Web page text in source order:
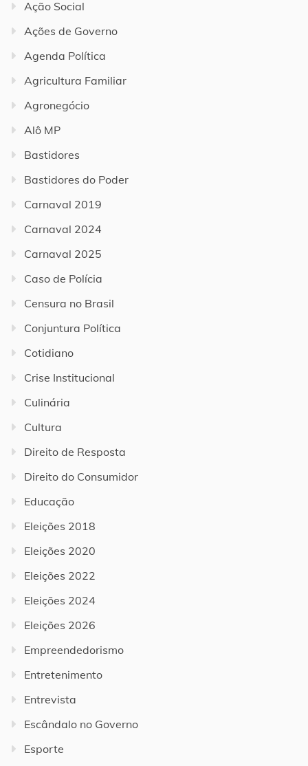
Ação Social
Ações de Governo
Agenda Política
Agricultura Familiar
Agronegócio
Alô MP
Bastidores
Bastidores do Poder
Carnaval 2019
Carnaval 2024
Carnaval 2025
Caso de Polícia
Censura no Brasil
Conjuntura Política
Cotidiano
Crise Institucional
Culinária
Cultura
Direito de Resposta
Direito do Consumidor
Educação
Eleições 2018
Eleições 2020
Eleições 2022
Eleições 2024
Eleições 2026
Empreendedorismo
Entretenimento
Entrevista
Escândalo no Governo
Esporte